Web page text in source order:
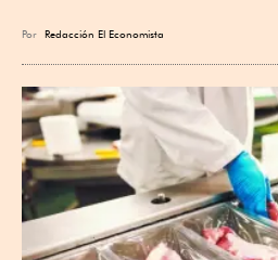
Por Redacción El Economista